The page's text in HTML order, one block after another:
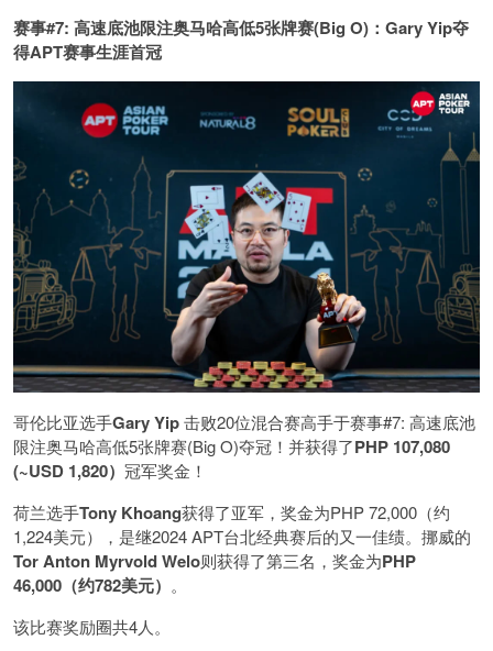
赛事#7: 高速底池限注奥马哈高低5张牌赛(Big O)：Gary Yip夺
得APT赛事生涯首冠
哥伦比亚选手Gary Yip击败20位混合赛高手于赛事#7: 高速底池
限注奥马哈高低5张牌赛(Big O)夺冠！并获得了PHP 107,080
(~USD 1,820） 冠军奖金！
荷兰选手Tony Khoang获得了亚军，奖金为PHP 72,000（约
1,224美元），是继2024 APT台北经典赛后的又一佳绩。挪威的
Tor Anton Myrvold Welo则获得了第三名，奖金为PHP
46,000（约782美元） 。
该比赛奖励圈共4人。